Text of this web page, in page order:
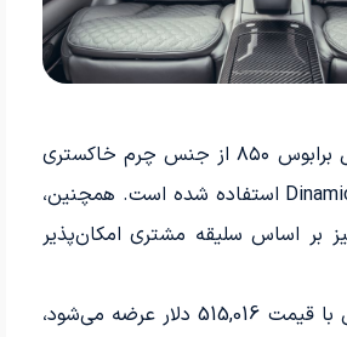
در داخل کابین مدل برابوس ۸۵۰ از جنس چرم خاکستری
تیره و میکروفیبر Dinamica استفاده شده است. همچنین،
بر اساس سلیقه مشتری امکان‌پذیر
این محصول برابوس با قیمت 515,016 دلار عرضه می‌شود،